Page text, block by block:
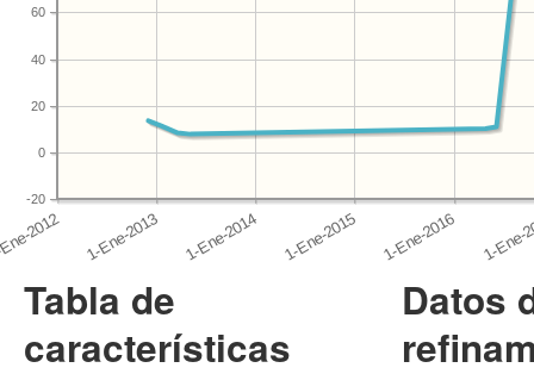
-20
0
20
40
60
Tabla de
características
Datos